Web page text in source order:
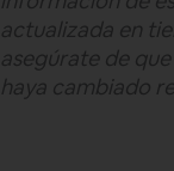
actualizada en
asegúrate de
haya cambiado